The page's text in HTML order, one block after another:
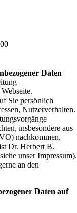
Daten
Sie persönlich
Nutzerverhalten.
insbesondere aus
nachkommen.
Dr. Herbert B.
unser Impressum).
an den
Daten auf